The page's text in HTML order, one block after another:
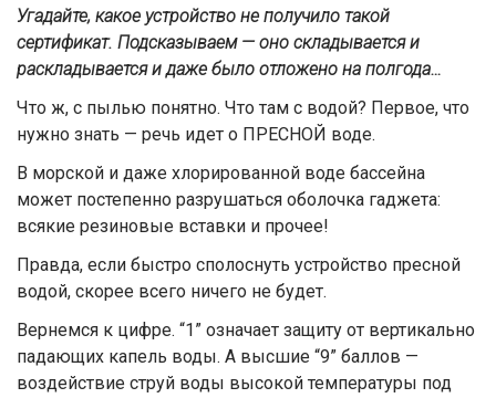
Угадайте, какое устройство не получило такой
сертификат. Подсказываем — оно складывается и
раскладывается и даже было отложено на полгода…
Что ж, с пылью понятно. Что там с водой? Первое, что
нужно знать — речь идет о ПРЕСНОЙ воде.
В морской и даже хлорированной воде бассейна
может постепенно разрушаться оболочка гаджета:
всякие резиновые вставки и прочее!
Правда, если быстро сполоснуть устройство пресной
водой, скорее всего ничего не будет.
Вернемся к цифре. “1” означает защиту от вертикально
падающих капель воды. А высшие “9” баллов —
воздействие струй воды высокой температуры под